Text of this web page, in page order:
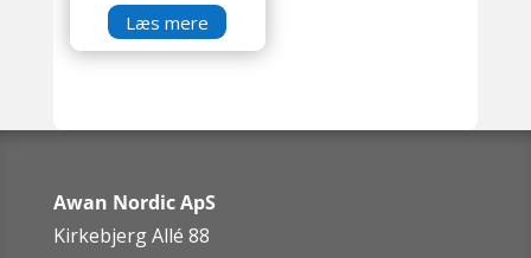
Læs mere
Awan Nordic ApS
Kirkebjerg Allé 88